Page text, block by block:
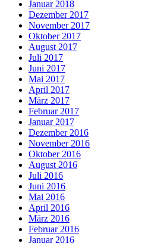
Januar 2018
Dezember 2017
November 2017
Oktober 2017
August 2017
Juli 2017
Juni 2017
Mai 2017
April 2017
März 2017
Februar 2017
Januar 2017
Dezember 2016
November 2016
Oktober 2016
August 2016
Juli 2016
Juni 2016
Mai 2016
April 2016
März 2016
Februar 2016
Januar 2016